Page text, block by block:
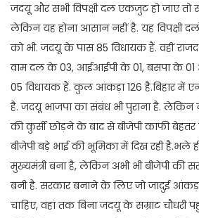
जदयू और सभी विपक्षी दल एकजुट हो जाए तो
लेकिन यह होना आसान नहीं है. यह विपक्षी
को भी. जदयू के पास 85 विधायक हैं. वहीं
वाम दल के 03, आईआईपी के 01, बसपा के
05 विधायक हैं. कुल आंकड़ा 126 है.बिहार में
है. जदयू भाजपा का संबंध भी पुराना है. लेकिन
की कुर्सी छोड़ने के बाद से बीजेपी काफी बेहतर
बीजेपी बड़े भाई की भूमिका में दिख रही है.भले
मुख्यमंत्री बना है, लेकिन अभी भी बीजेपी की
बनी है. सरकार बनाने के लिए जो जादुई आंकड़ा
चाहिए, वहां तक बिना जदयू के सम्राट चौधरी